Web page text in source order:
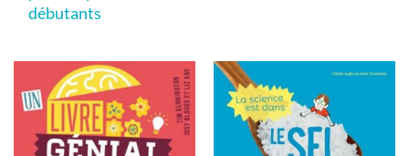
débutants